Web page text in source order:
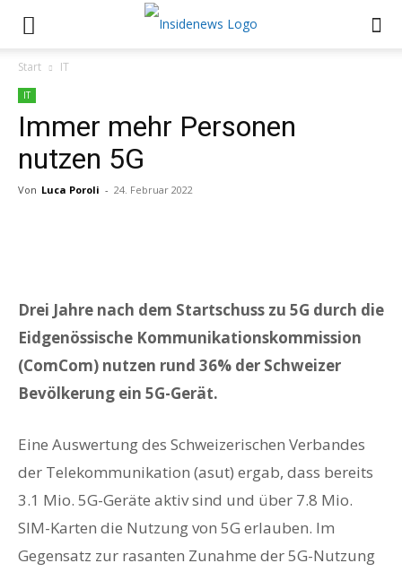
Start IT
IT
Immer mehr Personen
nutzen 5G
Von Luca Poroli - 24. Februar 2022
Drei Jahre nach dem Startschuss zu 5G durch die
Eidgenössische Kommunikationskommission
(ComCom) nutzen rund 36% der Schweizer
Bevölkerung ein 5G-Gerät.
Eine Auswertung des Schweizerischen Verbandes
der Telekommunikation (asut) ergab, dass bereits
3.1 Mio. 5G-Geräte aktiv sind und über 7.8 Mio.
SIM-Karten die Nutzung von 5G erlauben. Im
Gegensatz zur rasanten Zunahme der 5G-Nutzung